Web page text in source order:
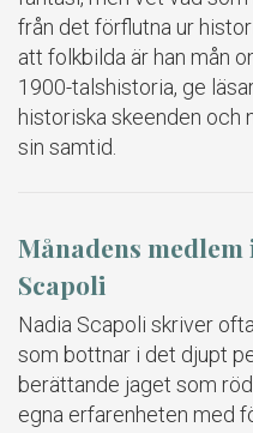
från det förflutna ur
att folkbilda är han mån
1900-talshistoria, ge
historiska skeenden
sin samtid.
Månadens
Scapoli
Nadia Scapoli skriver
som bottnar i det djupt
berättande jaget som
egna erfarenheten med